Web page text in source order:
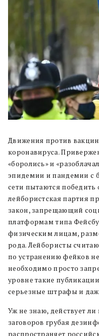
Движения против
коронавируса.
«боролись» и
эпидемии и пандемии с
сети пытаются победить
лейбористская партия
закон, запрещающий
платформам типа
физическим лицам,
рода. Лейбористы
по устранению фейков
необходимо просто
уровне такие
серьезные штрафы и
Уж не знаю, действует
заговоров грубая
распространяет